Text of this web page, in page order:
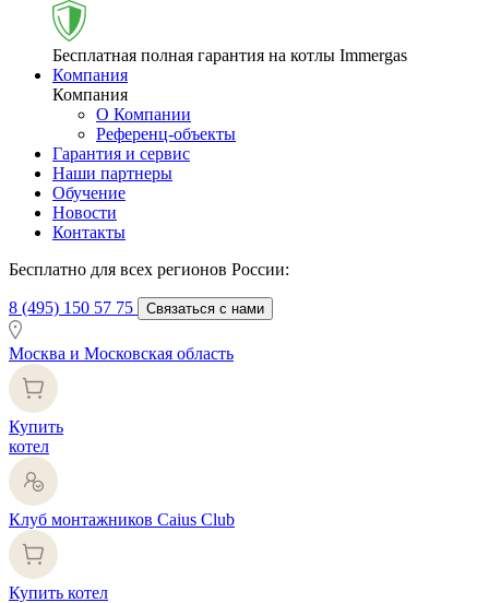
Бесплатная полная гарантия на котлы Immergas
Компания
Компания
О Компании
Референц-объекты
Гарантия и сервис
Наши партнеры
Обучение
Новости
Контакты
Бесплатно для всех регионов России:
8 (495) 150 57 75 Связаться с нами
Москва и Московская область
Купить
котел
Клуб монтажников Caius Club
Купить котел